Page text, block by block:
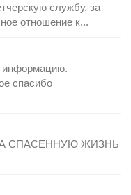
службу, за
отношение к...
информацию.
спасибо
СПАСЕННУЮ ЖИЗНЬ